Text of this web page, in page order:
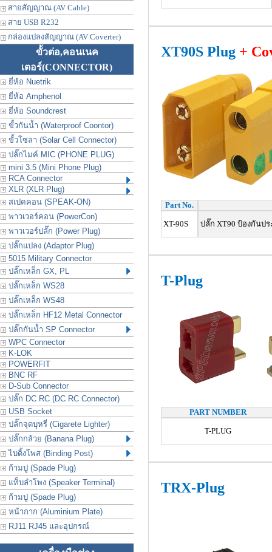
สายสัญญาณ (AV Cable)
สาย USB R232
กล่องแปลงสัญญาณ (AV Coverter)
ขั้วต่อ,คอนเนค
เตอร์(CONNECTOR)
ยี่ห้อ Nuetrik
ยี่ห้อ Amphenol
ยี่ห้อ Soundcrest
ขั้วกันน้ำ (Waterproof Coontor)
ขั้วโซลา (Solar Cell Connector)
ปลั๊กไมค์ MIC (PHONE PLUG)
mini 3.5 (Mini Phone Plug)
RCA Connector
XLR (XLR Plug)
สเปคคอน (SPEAK-ON)
พาวเวอร์คอน (PowerCon)
พาวเวอร์ปลั๊ก (Power Plug)
ปลั๊กแปลง (Adaptor Plug)
5015 Military Connector
ปลั๊กเหล็ก GX, PL
ปลั๊กเหล็ก WS28
ปลั๊กเหล็ก WS48
ปลั๊กเหล็ก HF12 Metal Connector
ปลั๊กกันน้ำ SP Connector
WPC Connector
K-LOK
POWERFIT
BNC RF
D-Sub Connector
ปลั๊ก DC RC (DC RC Connector)
USB Socket
ปลั๊กจุดบุหรี่ (Cigarete Lighter)
ปลั๊กกล้วย (Banana Plug)
ไบดิ้งโพส (Binding Post)
ก้ามปู (Spade Plug)
แท็บลำโพง (Speaker Terminal)
ก้ามปู (Spade Plug)
หน้ากาก (Aluminium Plate)
RJ11 RJ45 และอุปกรณ์
XT90S Plug +
Part No.
XT-90S ปลั๊ก XT90 ป้องกันปร
T-Plug
PART NUMBER
T-PLUG
TRX-Plug